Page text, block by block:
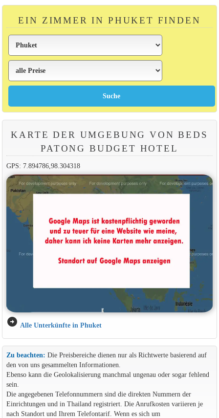
EIN ZIMMER IN PHUKET FINDEN
KARTE DER UMGEBUNG VON BEDS
PATONG BUDGET HOTEL
GPS: 7.894786,98.304318
arrow_circle_right Alle Unterkünfte in Phuket
Zu beachten: Die Preisbereiche dienen nur als Richtwerte basierend auf
den von uns gesammelten Informationen.
Ebenso kann die Geolokalisierung manchmal ungenau oder sogar fehlend
sein.
Die angegebenen Telefonnummern sind die direkten Nummern der
Einrichtungen und in Thailand registriert. Die Anrufkosten variieren je
nach Standort und Ihrem Telefontarif. Wenn es sich um